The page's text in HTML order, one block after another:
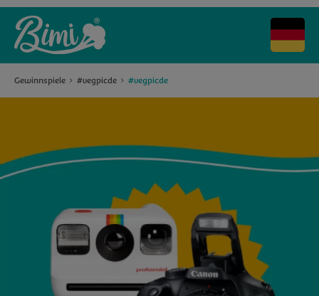
Gewinnspiele #vegpicde #vegpicde